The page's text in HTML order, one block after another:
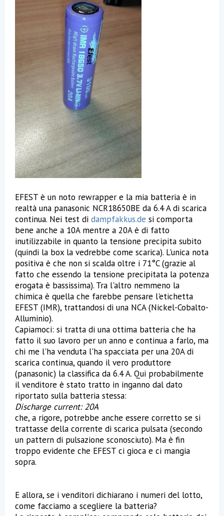
EFEST è un noto rewrapper e la mia batteria è in
realtà una panasonic NCR18650BE da 6.4 A di scarica
continua. Nei test di dampfakkus.de si comporta
bene anche a 10A mentre a 20A è di fatto
inutilizzabile in quanto la tensione precipita subito
(quindi la box la vedrebbe come scarica). L'unica nota
positiva è che non si scalda oltre i 71°C (grazie al
fatto che essendo la tensione precipitata la potenza
erogata è bassissima). Tra l'altro nemmeno la
chimica è quella che farebbe pensare l'etichetta
EFEST (IMR), trattandosi di una NCA (Nickel-Cobalto-
Alluminio).
Capiamoci: si tratta di una ottima batteria che ha
fatto il suo lavoro per un anno e continua a farlo, ma
chi me l'ha venduta l'ha spacciata per una 20A di
scarica continua, quando il vero produttore
(panasonic) la classifica da 6.4 A. Qui probabilmente
il venditore è stato tratto in inganno dal dato
riportato sulla batteria stessa:
Discharge current: 20A
che, a rigore, potrebbe anche essere corretto se si
trattasse della corrente di scarica pulsata (secondo
un pattern di pulsazione sconosciuto). Ma è fin
troppo evidente che EFEST ci gioca e ci mangia
sopra.
E allora, se i venditori dichiarano i numeri del lotto,
come facciamo a scegliere la batteria?